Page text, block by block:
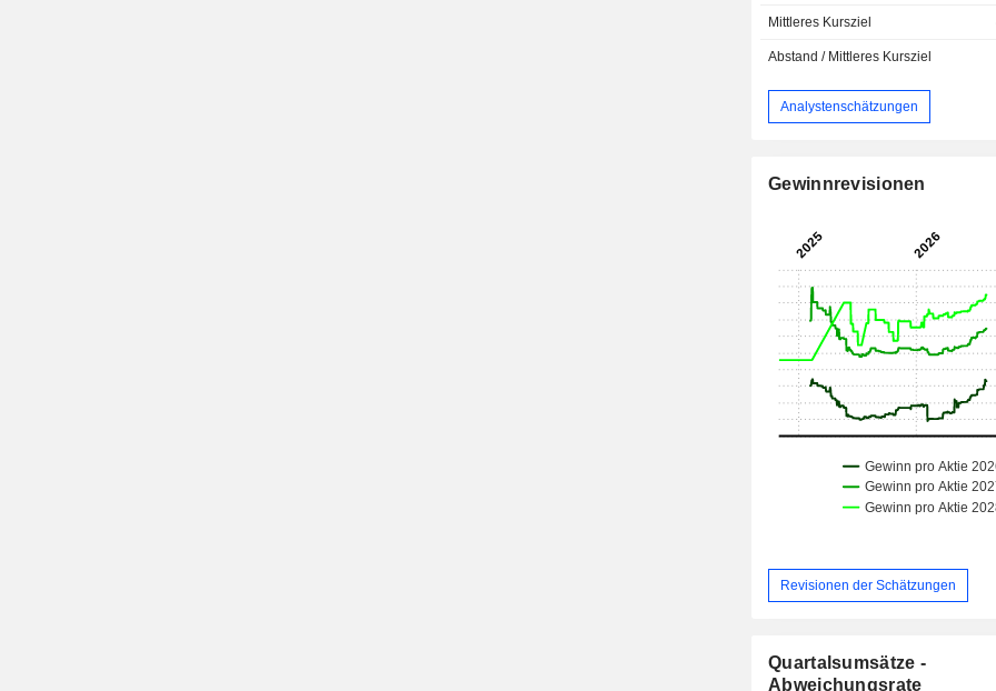
Mittleres Kursziel
Abstand / Mittleres Kursziel
Analystenschätzungen
Gewinnrevisionen
Revisionen der Schätzungen
Quartalsumsätze -
Abweichungsrate